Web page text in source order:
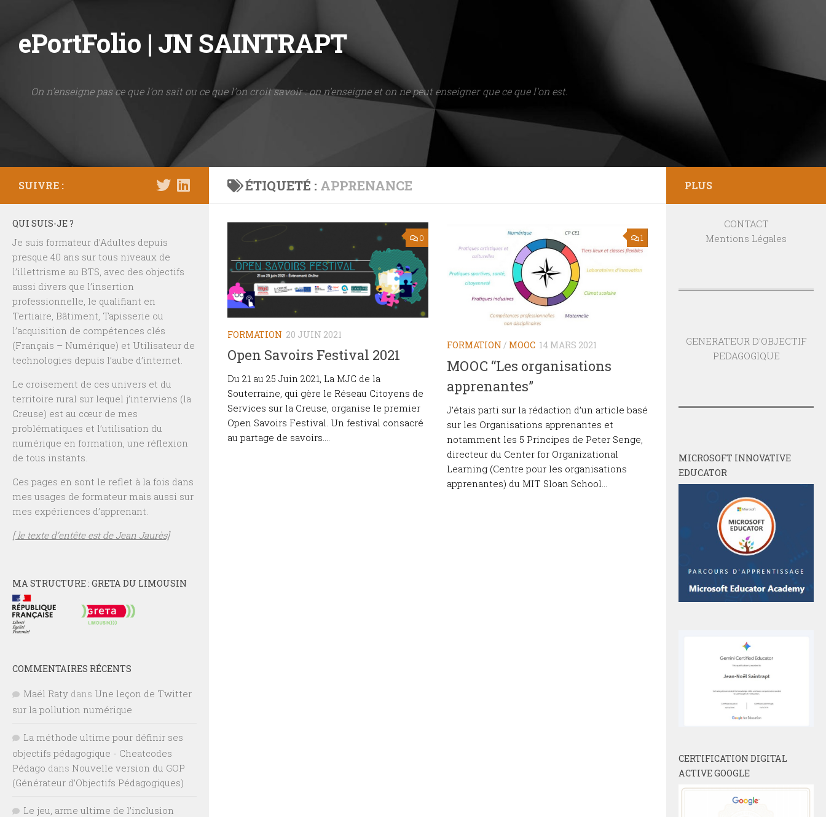
Skip to content
ePortFolio | JN SAINTRAPT
On n'enseigne pas ce que l'on sait ou ce que l'on croit savoir : on n'enseigne et on ne peut enseigner que ce que l'on est.
ÉTIQUETÉ : APPRENANCE
0
FORMATION 20 JUIN 2021
Open Savoirs Festival 2021
Du 21 au 25 Juin 2021, La MJC de la
Souterraine, qui gère le Réseau Citoyens de
Services sur la Creuse, organise le premier
Open Savoirs Festival. Un festival consacré
au partage de savoirs....
1
FORMATION / MOOC 14 MARS 2021
MOOC “Les organisations
apprenantes”
J’étais parti sur la rédaction d’un article basé
sur les Organisations apprenantes et
notamment les 5 Principes de Peter Senge,
directeur du Center for Organizational
Learning (Centre pour les organisations
apprenantes) du MIT Sloan School...
SUIVRE :
QUI SUIS-JE ?
Je suis formateur d’Adultes depuis
presque 40 ans sur tous niveaux de
l’illettrisme au BTS, avec des objectifs
aussi divers que l’insertion
professionnelle, le qualifiant en
Tertiaire, Bâtiment, Tapisserie ou
l’acquisition de compétences clés
(Français – Numérique) et Utilisateur de
technologies depuis l’aube d’internet.
Le croisement de ces univers et du
territoire rural sur lequel j’interviens (la
Creuse) est au cœur de mes
problématiques et l’utilisation du
numérique en formation, une réflexion
de tous instants.
Ces pages en sont le reflet à la fois dans
mes usages de formateur mais aussi sur
mes expériences d’apprenant.
[ le texte d’entête est de Jean Jaurès]
MA STRUCTURE : GRETA DU LIMOUSIN
COMMENTAIRES RÉCENTS
Maël Raty dans Une leçon de Twitter
sur la pollution numérique
La méthode ultime pour définir ses
objectifs pédagogique - Cheatcodes
Pédago dans Nouvelle version du GOP
(Générateur d’Objectifs Pédagogiques)
Le jeu, arme ultime de l’inclusion
PLUS
CONTACT
Mentions Légales
GENERATEUR D'OBJECTIF
PEDAGOGIQUE
MICROSOFT INNOVATIVE
EDUCATOR
CERTIFICATION DIGITAL
ACTIVE GOOGLE